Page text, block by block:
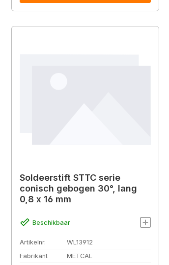
Soldeerstift STTC serie
conisch gebogen 30°, lang
0,8 x 16 mm
Beschikbaar
Artikelnr.
WL13912
Fabrikant
METCAL